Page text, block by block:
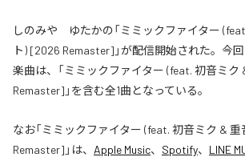
しのみや ゆたかの「ミミックファイター
ト) [2026 Remaster]」が配信開始された。今
楽曲は、「ミミックファイター (feat. 初音ミ
Remaster]」を含む全1曲となっている。
なお「ミミックファイター (feat. 初音ミク &
Remaster] 」は、 Apple Music、 Spotify、 LINE